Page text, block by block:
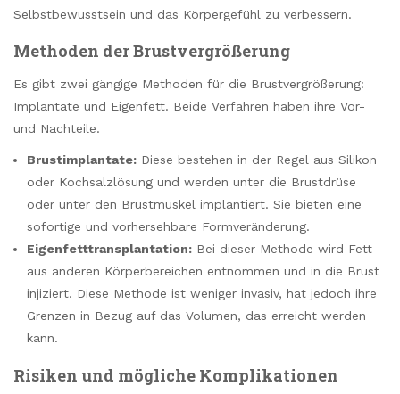
Selbstbewusstsein und das Körpergefühl zu verbessern.
Methoden der Brustvergrößerung
Es gibt zwei gängige Methoden für die Brustvergrößerung:
Implantate und Eigenfett. Beide Verfahren haben ihre Vor-
und Nachteile.
Brustimplantate: Diese bestehen in der Regel aus Silikon
oder Kochsalzlösung und werden unter die Brustdrüse
oder unter den Brustmuskel implantiert. Sie bieten eine
sofortige und vorhersehbare Formveränderung.
Eigenfetttransplantation: Bei dieser Methode wird Fett
aus anderen Körperbereichen entnommen und in die Brust
injiziert. Diese Methode ist weniger invasiv, hat jedoch ihre
Grenzen in Bezug auf das Volumen, das erreicht werden
kann.
Risiken und mögliche Komplikationen